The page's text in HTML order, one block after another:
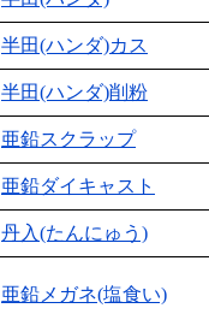
半田(ハンダ)カス
半田(ハンダ)削粉
亜鉛スクラップ
亜鉛ダイキャスト
丹入(たんにゅう)
亜鉛メガネ(塩食い)